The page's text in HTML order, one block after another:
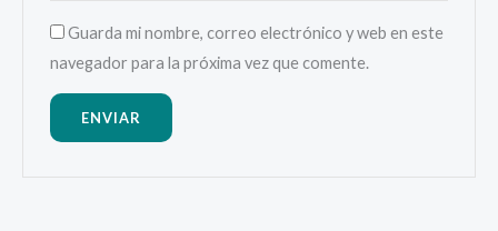
Guarda mi nombre, correo electrónico y web en este
navegador para la próxima vez que comente.